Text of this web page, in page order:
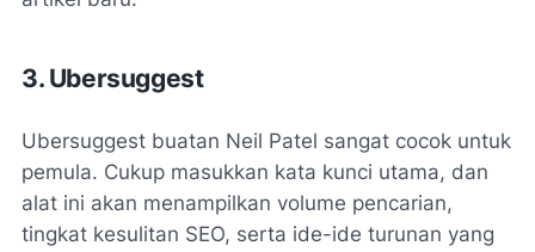
3. Ubersuggest
Ubersuggest buatan Neil Patel sangat cocok untuk
pemula. Cukup masukkan kata kunci utama, dan
alat ini akan menampilkan volume pencarian,
tingkat kesulitan SEO, serta ide-ide turunan yang